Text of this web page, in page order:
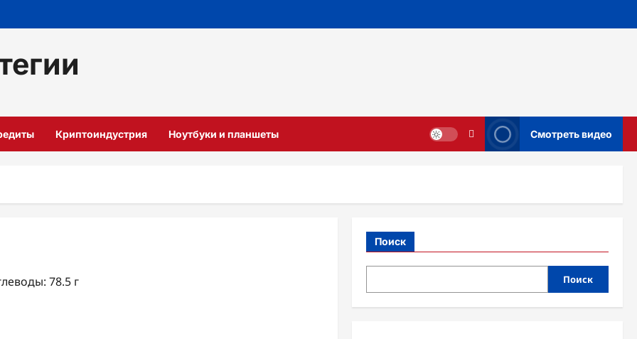
Криптоиндустрия Ноутбуки и планшеты Смотреть видео
78.5 г
Поиск
Поиск